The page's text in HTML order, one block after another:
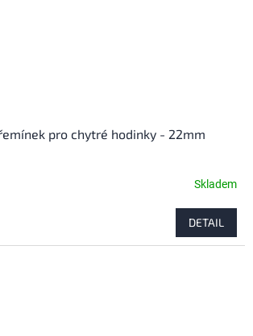
pro chytré hodinky - 22mm
Skladem
DETAIL